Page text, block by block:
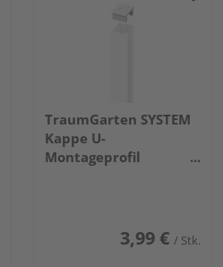
TraumGarten SYSTEM
Kappe U-
Montageprofil
3,99 € / Stk.